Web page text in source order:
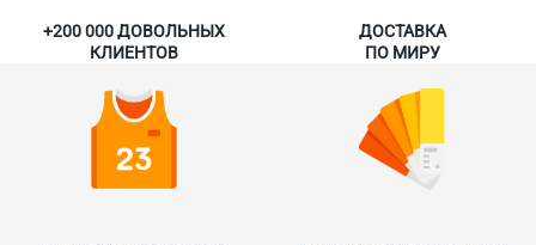
+200 000 ДОВОЛЬНЫХ
КЛИЕНТОВ
ДОСТАВКА
ПО МИРУ